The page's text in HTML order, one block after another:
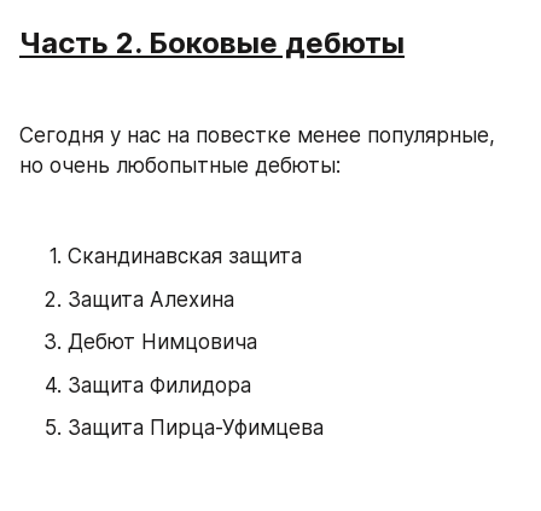
Часть 2. Боковые дебюты
Сегодня у нас на повестке менее популярные,
но очень любопытные дебюты:
Скандинавская защита
Защита Алехина
Дебют Нимцовича
Защита Филидора
Защита Пирца-Уфимцева